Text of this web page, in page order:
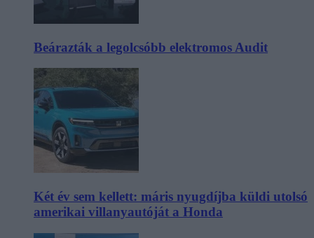
Beárazták a legolcsóbb elektromos Audit
Két év sem kellett: máris nyugdíjba küldi utolsó
amerikai villanyautóját a Honda